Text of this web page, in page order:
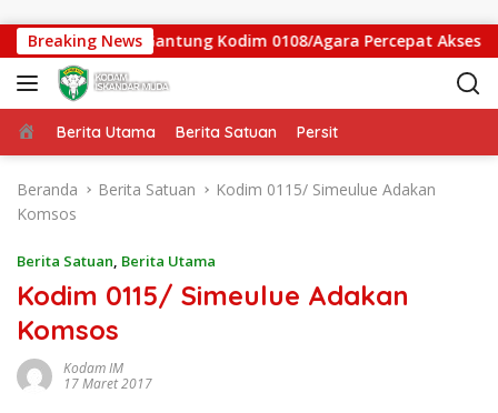
Breaking News
Jembatan Gantung Kodim 0108/Agara Percepat Akses
Beranda
Berita Utama Berita Satuan Persit
Beranda Berita Satuan
Kodim 0115/ Simeulue Adakan
Komsos
Berita Satuan, Berita Utama
Kodim 0115/ Simeulue Adakan
Komsos
Kodam IM
17 Maret 2017